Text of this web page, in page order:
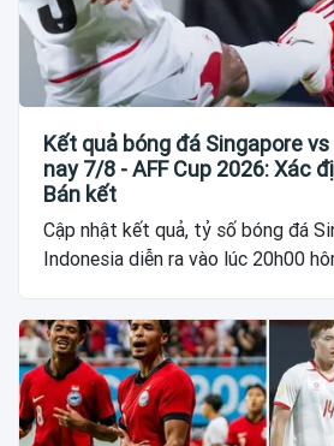
Kết quả bóng đá Singapore
nay 7/8 - AFF Cup 2026: Xác
Bán kết
Cập nhật kết quả, tỷ số bóng đá
Indonesia diễn ra vào lúc 20h00